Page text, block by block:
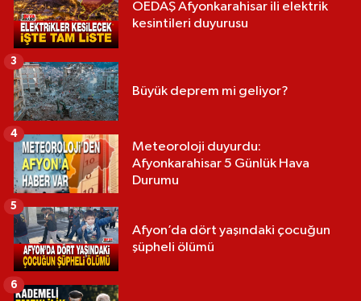
OEDAŞ Afyonkarahisar ili elektrik
kesintileri duyurusu
Büyük deprem mi geliyor?
3
Meteoroloji duyurdu:
Afyonkarahisar 5 Günlük Hava
Durumu
4
Afyon’da dört yaşındaki çocuğun
şüpheli ölümü
5
6